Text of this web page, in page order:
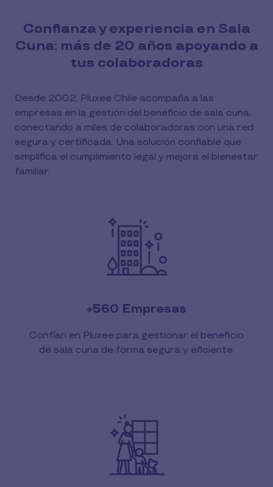
Confianza y experiencia en Sala
Cuna: más de 20 años apoyando a
tus colaboradoras
Desde 2002, Pluxee Chile acompaña a las
empresas en la gestión del beneficio de sala cuna,
conectando a miles de colaboradoras con una red
segura y certificada. Una solución confiable que
simplifica el cumplimiento legal y mejora el bienestar
familiar.
+560 Empresas
Confían en Pluxee para gestionar el beneficio
de sala cuna de forma segura y eficiente.